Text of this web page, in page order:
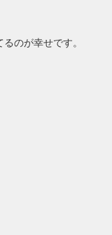
のが幸せです。